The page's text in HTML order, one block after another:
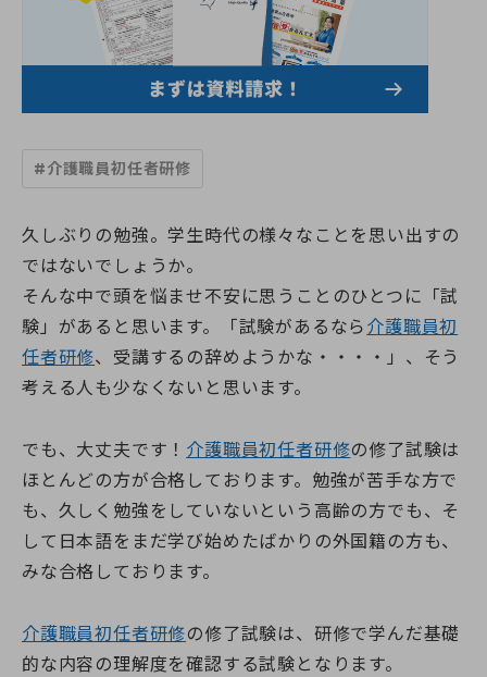
すべての講座
介護職員初任者研修
介護福祉士実務者研修
介護福祉士受験対策講座
マナリエ
海老名市委託事業「受講料0円」介護職員初任者研修
任者研修
介護に関する入門的研修 -通学講座-
認知症介護基礎研修(神奈川県指定)
認知症介護基礎研修 (藤沢市)
認知症介護基礎研修 (相模原市)
認知症介護基礎研修 (横浜市)
認知症介護実践者研修
レクリエーション介護士2級講座
同行援護従業者養成研修(一般課程)
実務者研修教員講習会
医療的ケア教員講習会
日本語オンライン学習支援のご案内
介護事業所向け研修
ワンコインイングリッシュ
教室一覧
神奈川県
横須賀校
海老名校
横浜戸塚校
小田原校
大和校
横浜二俣川校
横浜みなとみらいサテライト校
伊勢原会場（伊勢原市社会福祉協議会主催 当校講師派遣受
託事業）
東京校【開校準備中】
埼玉校【開校準備中】
千葉県
千葉校【開校準備中】
山梨県
静岡県
介護求人情報
給付金・助成金について
キャンペーン一覧
お知らせ
お知らせ一覧
活動報告
初めての方へ
湘南国際アカデミーとは?
スタッフ紹介
神奈川県のおすすめ資格
介護職を目指すあなたへ
選ばれる理由
よくある質問
修了生の声
よくある質問（受講生向け）
医療的ケア予約システム
介護福祉士向け総合サポート
介護職仲間づくりプロジェクト
ねんりんセミナー
ふくしごと
就職・転職サポート
就職・転職サポート
介護の職場マッチングツアー
ふくしごと
受かるんです
LINE登録
#介護職員初任者研修
久しぶりの勉強。学生時代の様々なことを思い出すの
ではないでしょうか。
そんな中で頭を悩ませ不安に思うことのひとつに「試
験」があると思います。「試験があるなら 介護職員初
任者研修、受講するの辞めようかな・・・・」、そう
考える人も少なくないと思います。
でも、大丈夫です！ 介護職員初任者研修の修了試験は
ほとんどの方が合格しております。勉強が苦手な方で
も、久しく勉強をしていないという高齢の方でも、そ
して日本語をまだ学び始めたばかりの外国籍の方も、
みな合格しております。
介護職員初任者研修の修了試験は、研修で学んだ基礎
的な内容の理解度を確認する試験となります。